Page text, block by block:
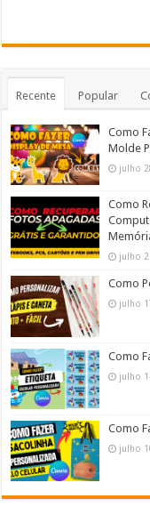
Recente Popular
Como
Molde
julho
Como
julho
Como
julho
Como
julho
Como
julho